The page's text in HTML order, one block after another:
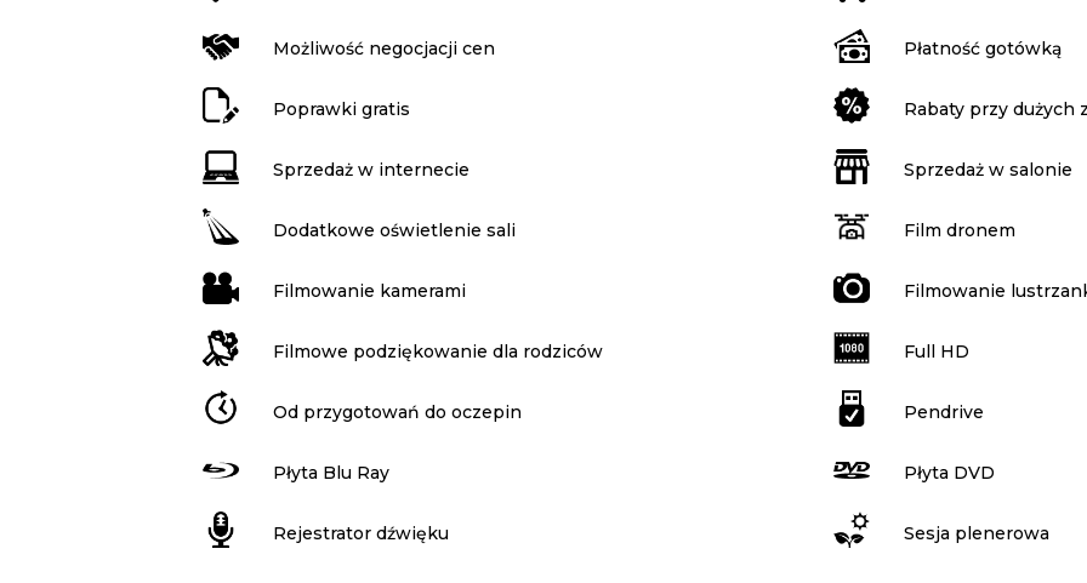
Możliwość negocjacji cen Płatność gotówką
Poprawki gratis Rabaty przy dużych
Sprzedaż w internecie Sprzedaż w salonie
Dodatkowe oświetlenie sali Film dronem
Filmowanie kamerami Filmowanie
Filmowe podziękowanie dla rodziców Full HD
Od przygotowań do oczepin Pendrive
Płyta Blu Ray Płyta DVD
Rejestrator dźwięku Sesja plenerowa